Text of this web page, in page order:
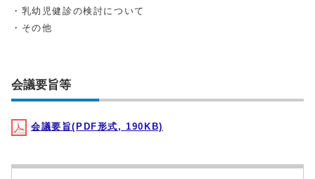
・乳幼児健診の検討について
・その他
会議要旨等
会議要旨(PDF形式, 190KB)